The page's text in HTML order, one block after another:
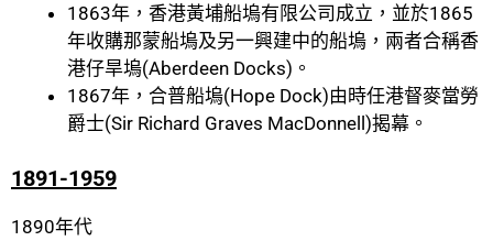
1863年，香港黃埔船塢有限公司成立，並於1865
年收購那蒙船塢及另一興建中的船塢，兩者合稱香
港仔旱塢(Aberdeen Docks)。
1867年，合普船塢(Hope Dock)由時任港督麥當勞
爵士(Sir Richard Graves MacDonnell)揭幕。
1891-1959
1890年代